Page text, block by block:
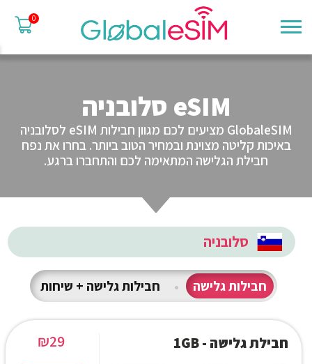
0
eSIM סלובניה
GlobaleSIM מציעים לכם מגוון חבילות eSIM לסלובניה
באיכות קליטה מצוינת ובמחיר הטוב ביותר. בחרו את נפח
חבילת הגלישה המתאימה לכם והתחברו ברגע.
סלובניה
חבילות גלישה • חבילות גלישה + שיחות
חבילת גלישה - 1GB ₪29